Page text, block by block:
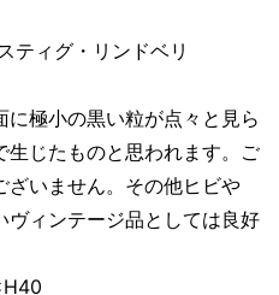
ティグ・リンドベリ
小の黒い粒が点々と見ら
じたものと思われます。ご
ざいません。その他ヒビや
ィンテージ品としては良好